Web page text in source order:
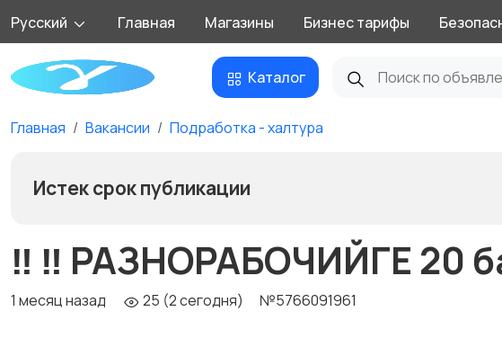
Русский Главная Магазины Бизнес тарифы
Каталог
Главная Вакансии Подработка - халтура
Истек срок публикации
‼️ ‼️ РАЗНОРАБОЧИЙГЕ 20
1 месяц назад 25 (2 сегодня) №5766091961